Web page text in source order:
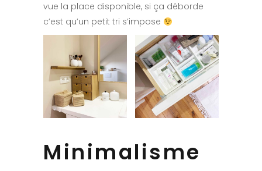
vue la place disponible, si ça déborde
c’est qu’un petit tri s’impose
Minimalisme